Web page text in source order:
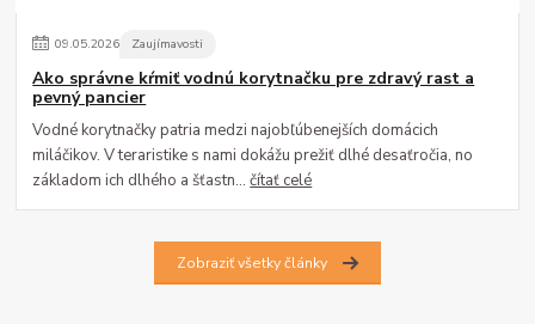
09.05.2026 Zaujímavosti
Ako správne kŕmiť vodnú korytnačku pre zdravý rast a
pevný pancier
Vodné korytnačky patria medzi najobľúbenejších domácich
miláčikov. V teraristike s nami dokážu prežiť dlhé desaťročia, no
základom ich dlhého a šťastn...čítať celé
Zobraziť všetky články